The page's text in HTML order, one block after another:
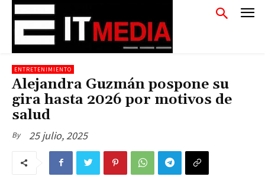
ENTRETENIMIENTO
Alejandra Guzmán pospone su
gira hasta 2026 por motivos de
salud
By 25 julio, 2025